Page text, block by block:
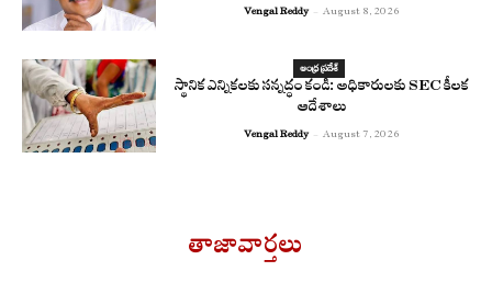
Vengal Reddy - August 8, 2026
ఆంధ్ర ప్రదేశ్
స్థానిక ఎన్నికలకు సన్నద్ధం కండి: అధికారులకు SEC కీలక
ఆదేశాలు
Vengal Reddy - August 7, 2026
తాజావార్తలు